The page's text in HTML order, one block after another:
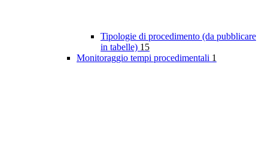
Tipologie di procedimento (da pubblicare
in tabelle) 15
Monitoraggio tempi procedimentali 1